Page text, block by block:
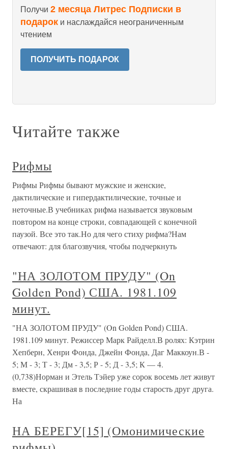
Получи 2 месяца Литрес Подписки в
подарок и наслаждайся неограниченным
чтением
ПОЛУЧИТЬ ПОДАРОК
Читайте также
Рифмы
Рифмы Рифмы бывают мужские и женские,
дактилические и гипердактилические, точные и
неточные.В учебниках рифма называется звуковым
повтором на конце строки, совпадающей с конечной
паузой. Все это так.Но для чего стиху рифма?Нам
отвечают: для благозвучия, чтобы подчеркнуть
"НА ЗОЛОТОМ ПРУДУ" (On
Golden Pond) США. 1981.109
минут.
"НА ЗОЛОТОМ ПРУДУ" (On Golden Pond) США.
1981.109 минут. Режиссер Марк Райделл.В ролях: Кэтрин
Хепберн, Хенри Фонда, Джейн Фонда, Даг Маккоун.В -
5; М - 3; Т - 3; Дм - 3,5; Р - 5; Д - 3,5; К — 4.
(0,738)Норман и Этель Тэйер уже сорок восемь лет живут
вместе, скрашивая в последние годы старость друг друга.
На
НА БЕРЕГУ[15] (Омонимические